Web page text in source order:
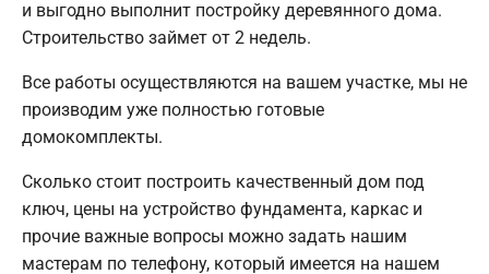
и выгодно выполнит постройку деревянного дома.
Строительство займет от 2 недель.
Все работы осуществляются на вашем участке, мы не
производим уже полностью готовые
домокомплекты.
Сколько стоит построить качественный дом под
ключ, цены на устройство фундамента, каркас и
прочие важные вопросы можно задать нашим
мастерам по телефону, который имеется на нашем